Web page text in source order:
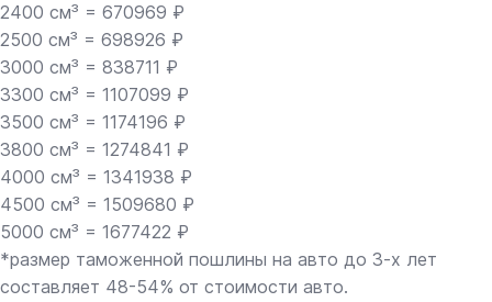
2400 см³ = 670969 ₽
2500 см³ = 698926 ₽
3000 см³ = 838711 ₽
3300 см³ = 1107099 ₽
3500 см³ = 1174196 ₽
3800 см³ = 1274841 ₽
4000 см³ = 1341938 ₽
4500 см³ = 1509680 ₽
5000 см³ = 1677422 ₽
*размер таможенной пошлины на авто до 3-х лет
составляет 48-54% от стоимости авто.